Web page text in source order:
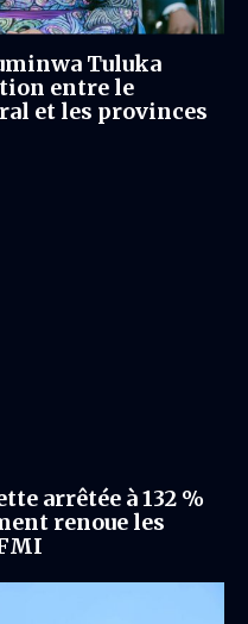
Tuluka
entre le
et les provinces
arrêtée à 132 %
renoue les